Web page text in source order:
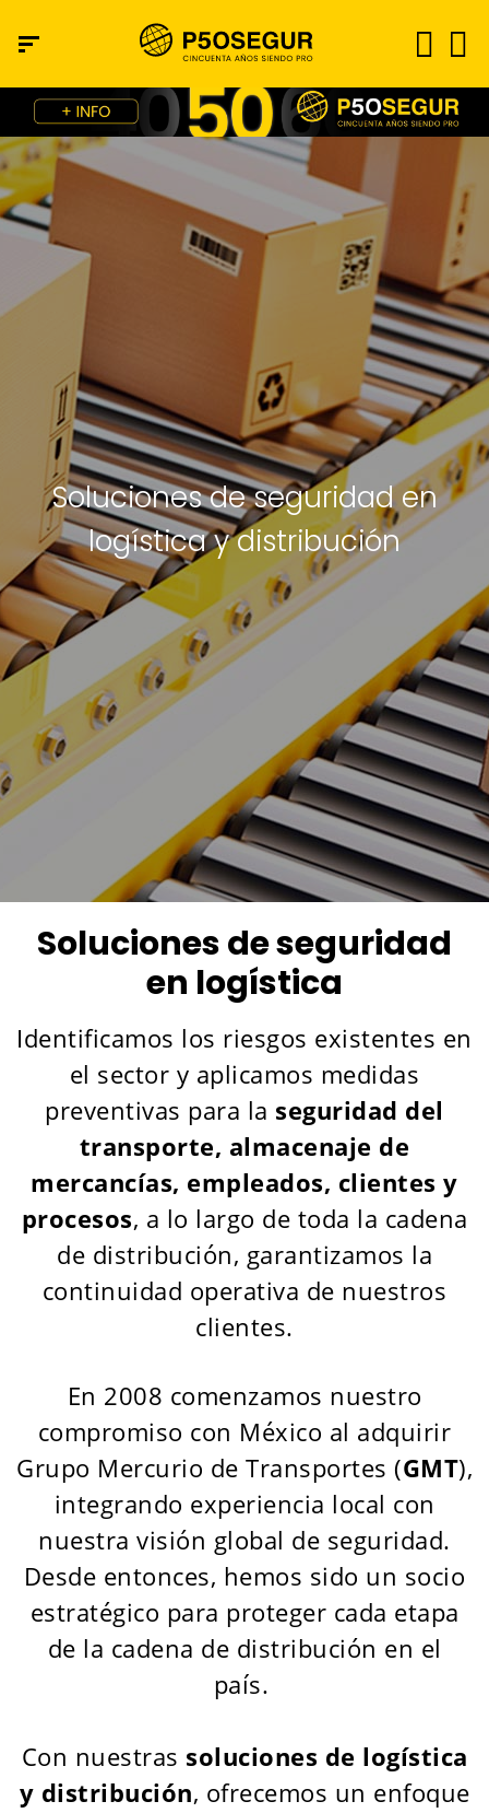
Soluciones de seguridad en
logística y distribución
Soluciones de seguridad
en logística
Identificamos los riesgos existentes en
el sector y aplicamos medidas
preventivas para la seguridad del
transporte, almacenaje de
mercancías, empleados, clientes y
procesos, a lo largo de toda la cadena
de distribución, garantizamos la
continuidad operativa de nuestros
clientes.
En 2008 comenzamos nuestro
compromiso con México al adquirir
Grupo Mercurio de Transportes (GMT),
integrando experiencia local con
nuestra visión global de seguridad.
Desde entonces, hemos sido un socio
estratégico para proteger cada etapa
de la cadena de distribución en el
país.
Con nuestras soluciones de logística
y distribución, ofrecemos un enfoque